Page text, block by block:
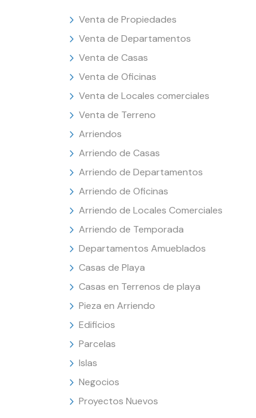
Venta de Propiedades
Venta de Departamentos
Venta de Casas
Venta de Oficinas
Venta de Locales comerciales
Venta de Terreno
Arriendos
Arriendo de Casas
Arriendo de Departamentos
Arriendo de Oficinas
Arriendo de Locales Comerciales
Arriendo de Temporada
Departamentos Amueblados
Casas de Playa
Casas en Terrenos de playa
Pieza en Arriendo
Edificios
Parcelas
Islas
Negocios
Proyectos Nuevos